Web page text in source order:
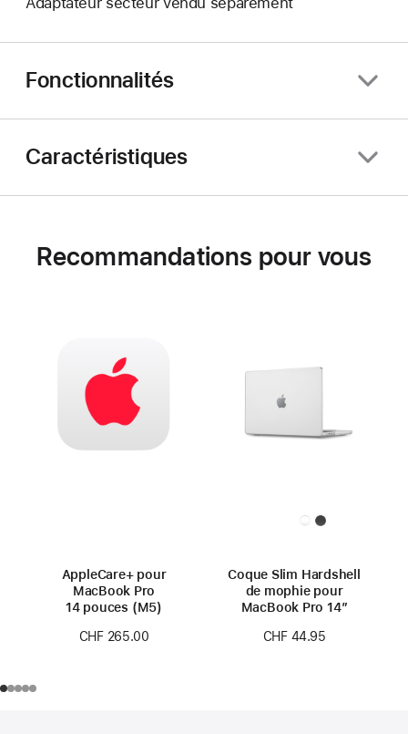
Fonctionnalités
Caractéristiques
Recommandations pour vous
AppleCare+ pour
MacBook Pro
14 pouces (M5)
CHF 265.00
Coque Slim Hardshell
de mophie pour
MacBook Pro 14″
CHF 44.95